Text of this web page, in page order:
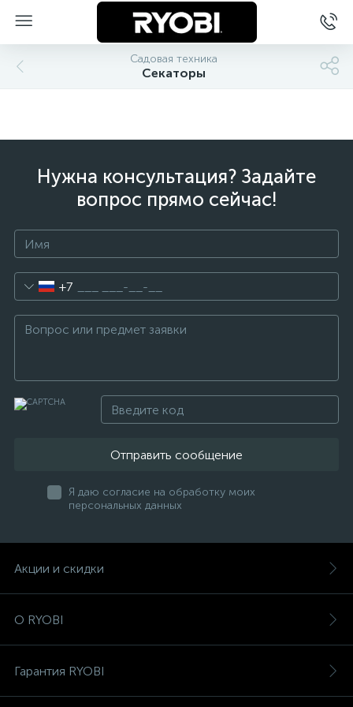
Садовая техника
Секаторы
Нужна консультация? Задайте
вопрос прямо сейчас!
+7
Отправить сообщение
Я даю согласие на обработку моих
персональных данных
Акции и скидки
О RYOBI
Гарантия RYOBI